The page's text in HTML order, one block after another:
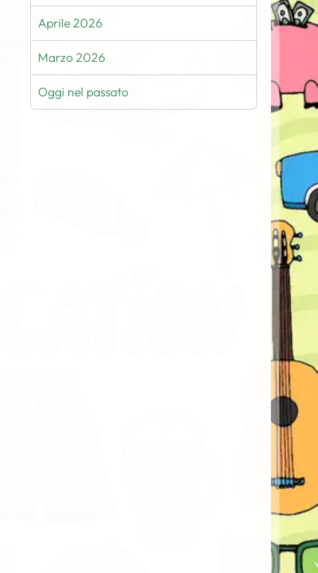
Aprile 2026
Marzo 2026
Oggi nel passato